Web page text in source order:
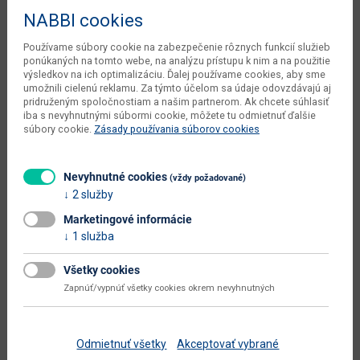
dodávateľa
0.078 m3
váha s obalom dodávateľa 41 kg
počet balíkov dodávateľa 2 ks
šírka od - do (cm)
dodáva sa v demonte
údržba
NABBI cookies
Používame súbory cookie na zabezpečenie rôznych funkcií služieb
ponúkaných na tomto webe, na analýzu prístupu k nim a na použitie
výsledkov na ich optimalizáciu. Ďalej používame cookies, aby sme
umožnili cielenú reklamu. Za týmto účelom sa údaje odovzdávajú aj
pridruženým spoločnostiam a našim partnerom. Ak chcete súhlasiť
iba s nevyhnutnými súbormi cookie, môžete tu odmietnuť ďalšie
súbory cookie. Zásady používania súborov cookies
Nevyhnutné cookies (vždy požadované)
2 služby
Marketingové informácie
1 služba
Všetky cookies
Zapnúť/vypnúť všetky cookies okrem nevyhnutných
Odmietnuť všetky Akceptovať vybrané